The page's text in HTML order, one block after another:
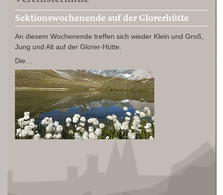
Sektionswochenende auf der Glorerhütte
An diesem Wochenende treffen sich wieder Klein und Groß,
Jung und Alt auf der Glorer-Hütte.
Die…